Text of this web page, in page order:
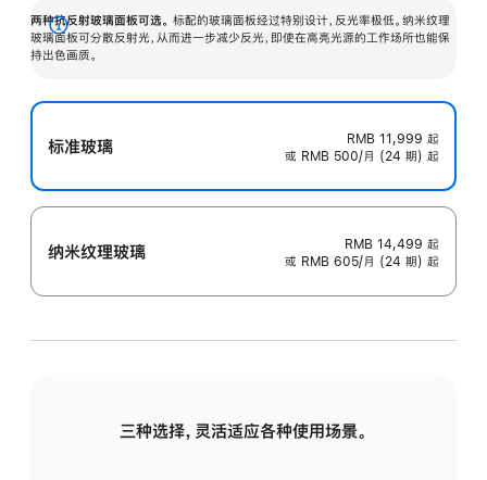
两种抗反射玻璃面板可选。 标配的玻璃面板经过特别设计，反光率极低。纳米纹理
玻璃面板可分散反射光，从而进一步减少反光，即使在高亮光源的工作场所也能保
持出色画质。
展
开
标准玻璃 RMB 11,999 起
或 RMB 500/月 (24 期) 起
纳米纹理玻璃 RMB 14,499 起
或 RMB 605/月 (24 期) 起
三种选择，灵活适应各种使用场景。